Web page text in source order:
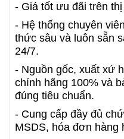
- Giá tốt ưu đãi trên
- Hệ thống chuyên
thức sâu và luôn sẵn
24/7.
- Nguồn gốc, xuất xứ
chính hãng 100% và
đúng tiêu chuẩn.
- Cung cấp đầy đủ
MSDS, hóa đơn hàng